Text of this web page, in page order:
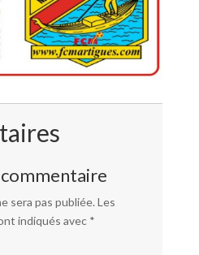
sera pas publiée. Les
indiqués avec *